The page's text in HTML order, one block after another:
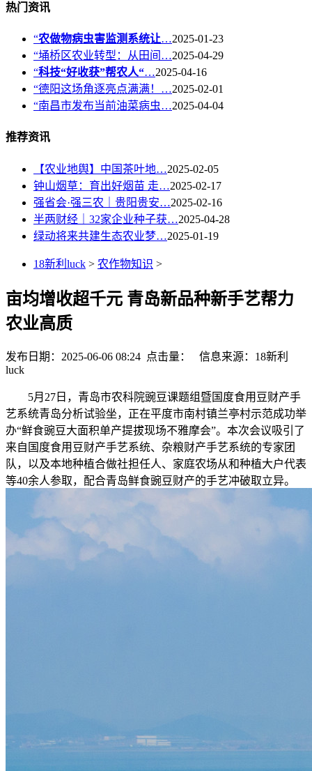
热门资讯
“农做物病虫害监测系统让…2025-01-23
“埇桥区农业转型：从田间…2025-04-29
“科技“好收获”帮农人“…2025-04-16
“德阳这场角逐亮点满满！…2025-02-01
“南昌市发布当前油菜病虫…2025-04-04
推荐资讯
【农业地舆】中国茶叶地…2025-02-05
钟山烟草：育出好烟苗 走…2025-02-17
强省会·强三农｜贵阳贵安…2025-02-16
半两财经｜32家企业种子获…2025-04-28
绿动将来共建生态农业梦…2025-01-19
18新利luck > 农作物知识 >
亩均增收超千元 青岛新品种新手艺帮力
农业高质
发布日期：2025-06-06 08:24 点击量：
信息来源：18新利
luck
5月27日，青岛市农科院豌豆课题组暨国度食用豆财产手
艺系统青岛分析试验坐，正在平度市南村镇兰亭村示范成功举
办“鲜食豌豆大面积单产提拔现场不雅摩会”。本次会议吸引了
来自国度食用豆财产手艺系统、杂粮财产手艺系统的专家团
队，以及本地种植合做社担任人、家庭农场从和种植大户代表
等40余人参取，配合青岛鲜食豌豆财产的手艺冲破取立异。